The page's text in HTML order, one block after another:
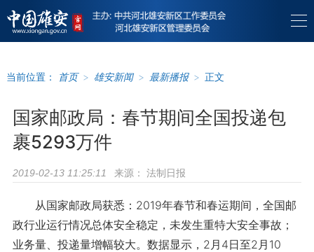
当前位置： 首页 > 雄安新闻 > 最新播报 > 正文
国家邮政局：春节期间全国投递包
裹5293万件
2019-02-13 11:25:11 来源： 法制日报
从国家邮政局获悉：2019年春节和春运期间，全国邮
政行业运行情况总体安全稳定，未发生重特大安全事故；
业务量、投递量增幅较大。数据显示，2月4日至2月10